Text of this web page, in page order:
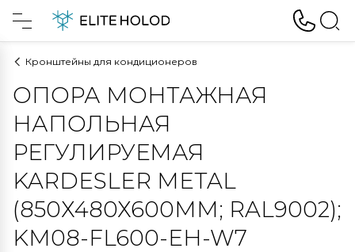
Кронштейны для кондиционеров
ОПОРА МОНТАЖНАЯ
НАПОЛЬНАЯ
РЕГУЛИРУЕМАЯ
KARDESLER METAL
(850Х480Х600ММ; RAL9002);
KM08-FL600-EH-W7